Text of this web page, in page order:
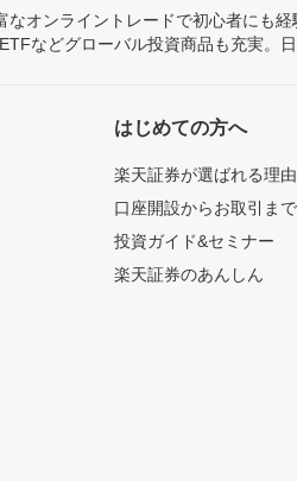
なオンライントレードで初心者にも
などグローバル投資商品も充実。
はじめての方へ
楽天証券が選ばれる理由
口座開設からお取引ま
投資ガイド&セミナー
楽天証券のあんしん